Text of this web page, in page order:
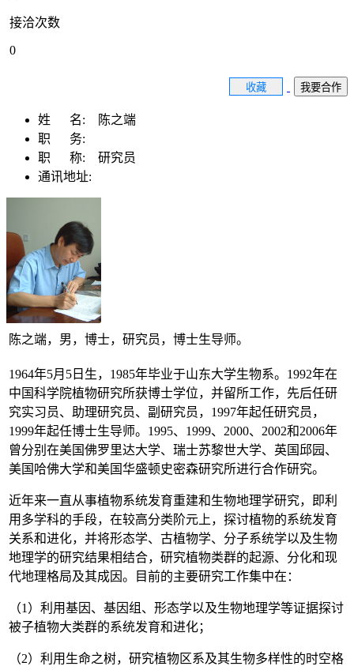
接洽次数
0
收藏 我要合作
姓 名:
陈之端
职 务:
职 称: 研究员
通讯地址:
陈之端，男，博士，研究员，博士生导师。
1964年5月5日生，1985年毕业于山东大学生物系。1992年在
中国科学院植物研究所获博士学位，并留所工作，先后任研
究实习员、助理研究员、副研究员，1997年起任研究员，
1999年起任博士生导师。1995、1999、2000、2002和2006年
曾分别在美国佛罗里达大学、瑞士苏黎世大学、英国邱园、
美国哈佛大学和美国华盛顿史密森研究所进行合作研究。
近年来一直从事植物系统发育重建和生物地理学研究，即利
用多学科的手段，在较高分类阶元上，探讨植物的系统发育
关系和进化，并将形态学、古植物学、分子系统学以及生物
地理学的研究结果相结合，研究植物类群的起源、分化和现
代地理格局及其成因。目前的主要研究工作集中在：
（1）利用基因、基因组、形态学以及生物地理学等证据探讨
被子植物大类群的系统发育和进化；
（2）利用生命之树，研究植物区系及其生物多样性的时空格